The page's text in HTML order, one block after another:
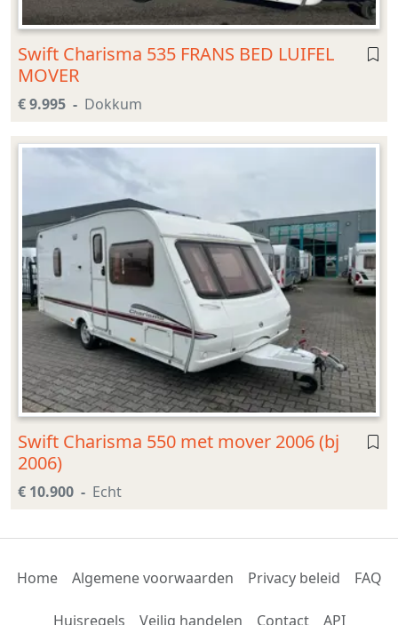
Swift Charisma 535 FRANS BED LUIFEL
MOVER
€ 9.995 Dokkum
Swift Charisma 550 met mover 2006 (bj
2006)
€ 10.900 Echt
Home Algemene voorwaarden Privacy beleid FAQ
Huisregels Veilig handelen Contact API